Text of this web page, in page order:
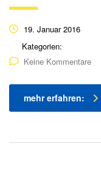
19. Januar 2016
Kategorien:
Keine Kommentare
mehr erfahren: